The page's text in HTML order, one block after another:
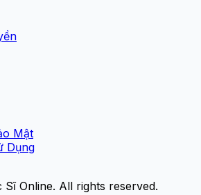
Mật
Dụng
Sĩ Online. All rights reserved.